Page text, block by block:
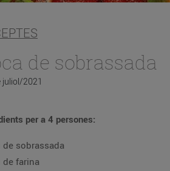
de sobrassada
juliol/2021
per a 4 persones:
de sobrassada
de farina